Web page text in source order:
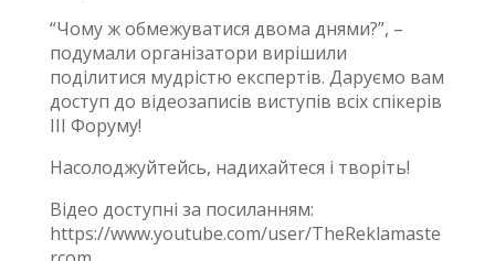
“Чому ж обмежуватися двома днями?”, –
подумали організатори вирішили
поділитися мудрістю експертів. Даруємо вам
доступ до відеозаписів виступів всіх спікерів
ІІІ Форуму!
Насолоджуйтейсь, надихайтеся і творіть!
Відео доступні за посиланням:
https://www.youtube.com/user/TheReklamaste